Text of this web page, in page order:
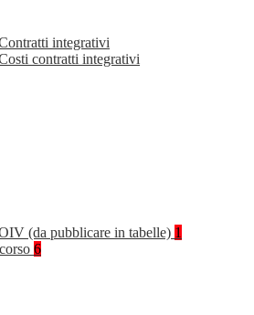
integrativi
contratti integrativi
(da pubblicare in tabelle) 1
6